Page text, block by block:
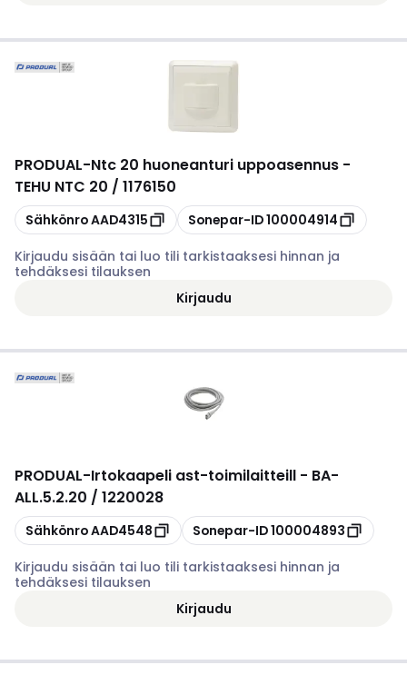
PRODUAL-Ntc 20 huoneanturi uppoasennus -
TEHU NTC 20 / 1176150
Kopioi
SähkönroAAD4315 Kopioi
Sonepar-ID100004914
Kirjaudu sisään tai luo tili tarkistaaksesi hinnan ja
tehdäksesi tilauksen
Kirjaudu
PRODUAL-Irtokaapeli ast-toimilaitteill - BA-
ALL.5.2.20 / 1220028
Kopioi
SähkönroAAD4548 Kopioi
Sonepar-ID100004893
Kirjaudu sisään tai luo tili tarkistaaksesi hinnan ja
tehdäksesi tilauksen
Kirjaudu